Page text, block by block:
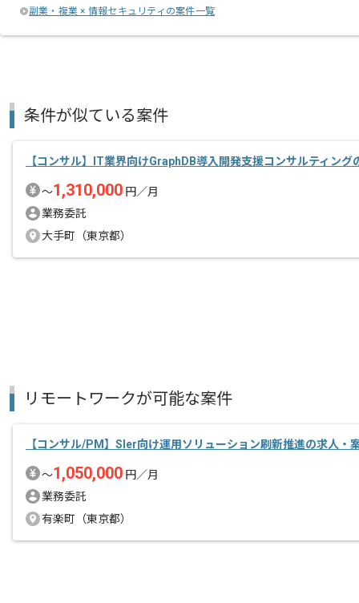
副業・複業 × 情報セキュリティの案件一覧
条件が似ている案件
【コンサル】IT業界向けGraphDB導入開発支援コンサルティング
〜1,310,000 円／月
業務委託
大手町（東京都）
リモートワークが可能な案件
【コンサル/PM】SIer向け運用ソリューション刷新推進の求人・
〜1,050,000 円／月
業務委託
有楽町（東京都）